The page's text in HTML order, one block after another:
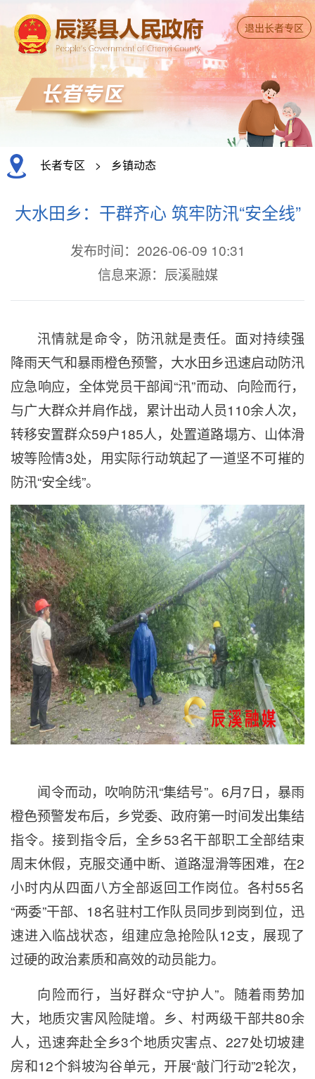
退出长者专区
长者专区 > 乡镇动态
大水田乡：干群齐心 筑牢防汛“安全线”
发布时间：2026-06-09 10:31
信息来源：辰溪融媒
汛情就是命令，防汛就是责任。面对持续强
降雨天气和暴雨橙色预警，大水田乡迅速启动防汛
应急响应，全体党员干部闻“汛”而动、向险而行，
与广大群众并肩作战，累计出动人员110余人次，
转移安置群众59户185人，处置道路塌方、山体滑
坡等险情3处，用实际行动筑起了一道坚不可摧的
防汛“安全线”。
闻令而动，吹响防汛“集结号”。6月7日，暴雨
橙色预警发布后，乡党委、政府第一时间发出集结
指令。接到指令后，全乡53名干部职工全部结束
周末休假，克服交通中断、道路湿滑等困难，在2
小时内从四面八方全部返回工作岗位。各村55名
“两委”干部、18名驻村工作队员同步到岗到位，迅
速进入临战状态，组建应急抢险队12支，展现了
过硬的政治素质和高效的动员能力。
向险而行，当好群众“守护人”。随着雨势加
大，地质灾害风险陡增。乡、村两级干部共80余
人，迅速奔赴全乡3个地质灾害点、227处切坡建
房和12个斜坡沟谷单元，开展“敲门行动”2轮次，